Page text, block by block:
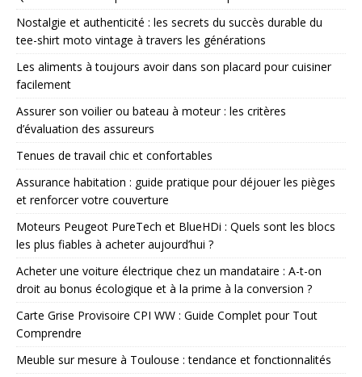
Nostalgie et authenticité : les secrets du succès durable du
tee-shirt moto vintage à travers les générations
Les aliments à toujours avoir dans son placard pour cuisiner
facilement
Assurer son voilier ou bateau à moteur : les critères
d’évaluation des assureurs
Tenues de travail chic et confortables
Assurance habitation : guide pratique pour déjouer les pièges
et renforcer votre couverture
Moteurs Peugeot PureTech et BlueHDi : Quels sont les blocs
les plus fiables à acheter aujourd’hui ?
Acheter une voiture électrique chez un mandataire : A-t-on
droit au bonus écologique et à la prime à la conversion ?
Carte Grise Provisoire CPI WW : Guide Complet pour Tout
Comprendre
Meuble sur mesure à Toulouse : tendance et fonctionnalités